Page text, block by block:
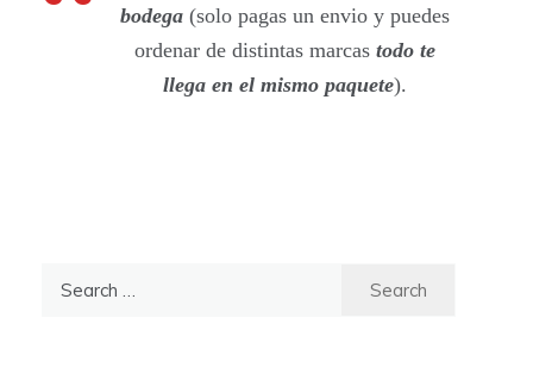
bodega (solo pagas un envio y puedes
ordenar de distintas marcastodo te
llega en el mismo paquete).